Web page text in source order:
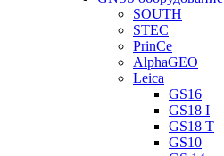
SOUTH
STEC
PrinCe
AlphaGEO
Leica
GS16
GS18 I
GS18 T
GS10